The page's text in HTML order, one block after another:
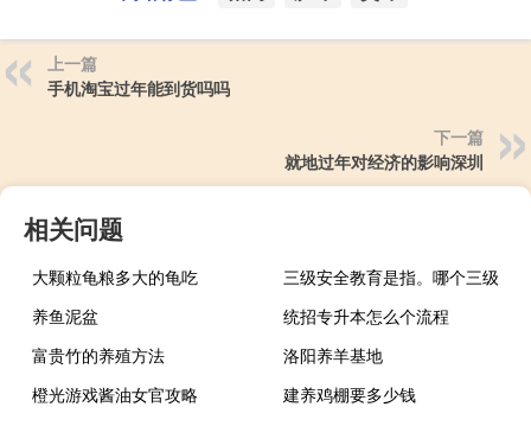
上一篇
手机淘宝过年能到货吗吗
下一篇
就地过年对经济的影响深圳
相关问题
大颗粒龟粮多大的龟吃
三级安全教育是指。哪个三级
养鱼泥盆
统招专升本怎么个流程
富贵竹的养殖方法
洛阳养羊基地
橙光游戏酱油女官攻略
建养鸡棚要多少钱